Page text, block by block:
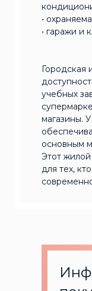
•
• гаражи и
Городская
учебных
магазины.
основным
Этот
для тех,